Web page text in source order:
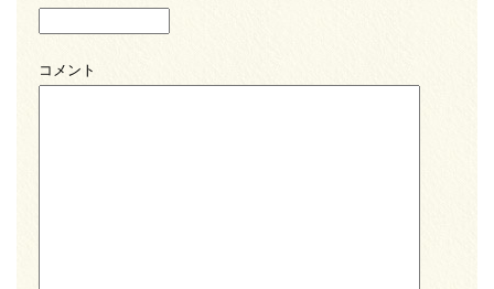
コメント